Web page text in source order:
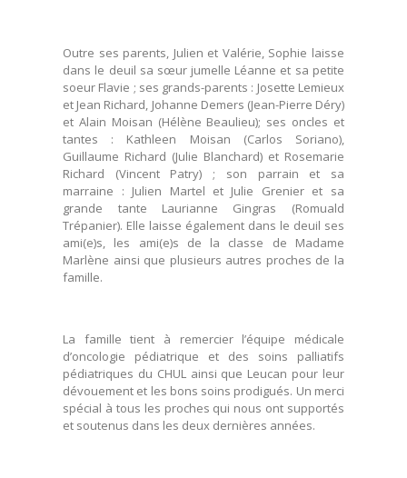
Outre ses parents, Julien et Valérie, Sophie laisse
dans le deuil sa sœur jumelle Léanne et sa petite
soeur Flavie ; ses grands-parents : Josette Lemieux
et Jean Richard, Johanne Demers (Jean-Pierre Déry)
et Alain Moisan (Hélène Beaulieu); ses oncles et
tantes : Kathleen Moisan (Carlos Soriano),
Guillaume Richard (Julie Blanchard) et Rosemarie
Richard (Vincent Patry) ; son parrain et sa
marraine : Julien Martel et Julie Grenier et sa
grande tante Laurianne Gingras (Romuald
Trépanier). Elle laisse également dans le deuil ses
ami(e)s, les ami(e)s de la classe de Madame
Marlène ainsi que plusieurs autres proches de la
famille.
La famille tient à remercier l’équipe médicale
d’oncologie pédiatrique et des soins palliatifs
pédiatriques du CHUL ainsi que Leucan pour leur
dévouement et les bons soins prodigués. Un merci
spécial à tous les proches qui nous ont supportés
et soutenus dans les deux dernières années.